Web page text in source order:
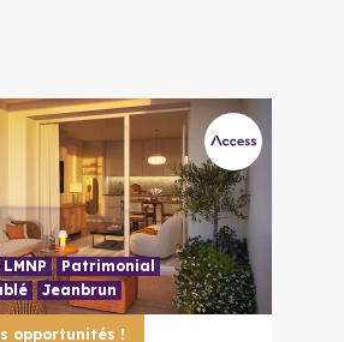
opportunités !
LMNP
Patrimonial
Jeanbrun